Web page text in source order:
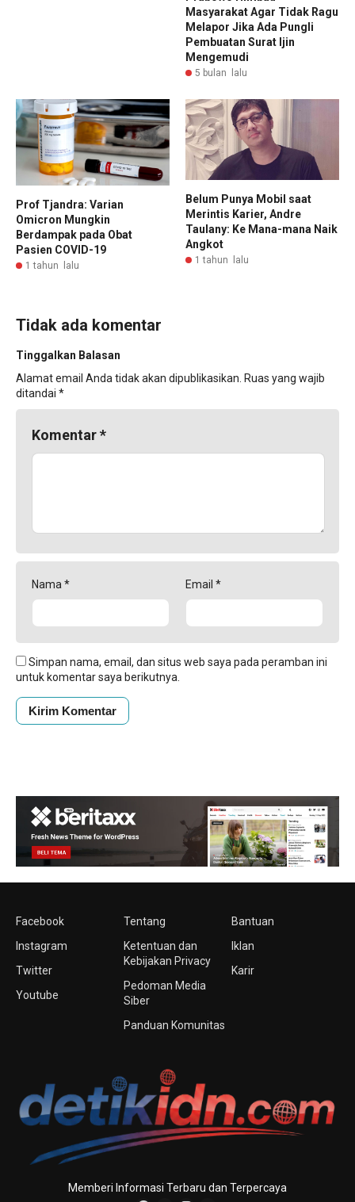
Masyarakat Agar Tidak Ragu
Melapor Jika Ada Pungli
Pembuatan Surat Ijin
Mengemudi
5 bulan lalu
Prof Tjandra: Varian
Omicron Mungkin
Berdampak pada Obat
Pasien COVID-19
1 tahun lalu
Belum Punya Mobil saat
Merintis Karier, Andre
Taulany: Ke Mana-mana Naik
Angkot
1 tahun lalu
Tidak ada komentar
Tinggalkan Balasan
Alamat email Anda tidak akan dipublikasikan. Ruas yang wajib
ditandai *
Komentar*
Nama * Email *
Simpan nama, email, dan situs web saya pada peramban ini
untuk komentar saya berikutnya.
Facebook
Instagram
Twitter
Youtube
Tentang
Ketentuan dan
Kebijakan Privacy
Pedoman Media
Siber
Panduan Komunitas
Bantuan
Iklan
Karir
Memberi Informasi Terbaru dan Terpercaya